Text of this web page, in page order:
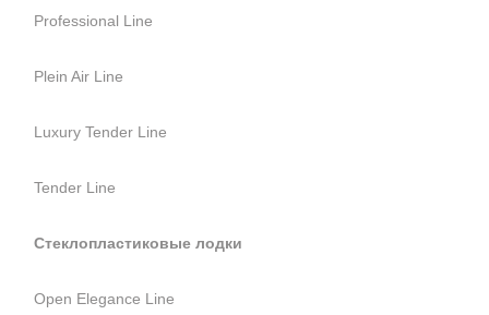
Professional Line
Plein Air Line
Luxury Tender Line
Tender Line
Стеклопластиковые лодки
Open Elegance Line